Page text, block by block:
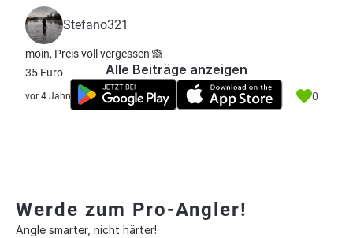
Stefano321
moin, Preis voll vergessen 🙈
35 Euro
vor 4 Jahre 0
Alle Beiträge anzeigen
Werde zum Pro-Angler!
Angle smarter, nicht härter!